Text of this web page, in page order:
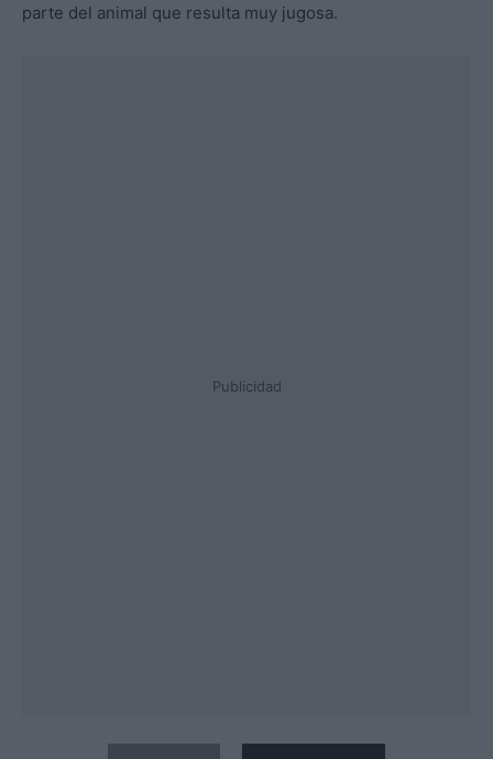
parte del animal que resulta muy jugosa.
Publicidad